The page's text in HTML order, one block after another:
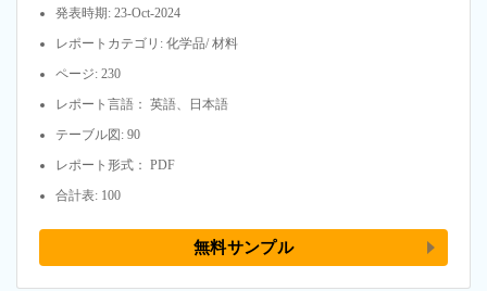
発表時期: 23-Oct-2024
レポートカテゴリ: 化学品/ 材料
ページ: 230
レポート言語： 英語、日本語
テーブル図: 90
レポート形式： PDF
合計表: 100
無料サンプル